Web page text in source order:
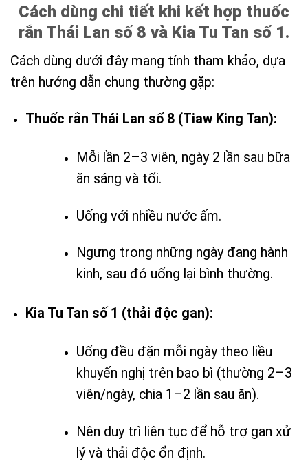
Cách dùng chi tiết khi kết hợp thuốc
rắn Thái Lan số 8 và Kia Tu Tan số 1.
Cách dùng dưới đây mang tính tham khảo, dựa
trên hướng dẫn chung thường gặp:
Thuốc rắn Thái Lan số 8 (Tiaw King Tan):
Mỗi lần 2–3 viên, ngày 2 lần sau bữa
ăn sáng và tối.
Uống với nhiều nước ấm.
Ngưng trong những ngày đang hành
kinh, sau đó uống lại bình thường.
Kia Tu Tan số 1 (thải độc gan):
Uống đều đặn mỗi ngày theo liều
khuyến nghị trên bao bì (thường 2–3
viên/ngày, chia 1–2 lần sau ăn).
Nên duy trì liên tục để hỗ trợ gan xử
lý và thải độc ổn định.